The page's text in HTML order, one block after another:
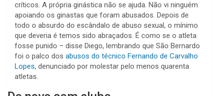
críticos. A própria ginástica não se ajuda. Não vi ninguém
apoiando os ginastas que foram abusados. Depois de
todo o absurdo do escândalo de abuso sexual, o mínimo
que deveria é temos sido abraçados. É como se o atleta
fosse punido – disse Diego, lembrando que São Bernardo
foi o palco dos abusos do técnico Fernando de Carvalho
Lopes, denunciado por molestar pelo menos quarenta
atletas.